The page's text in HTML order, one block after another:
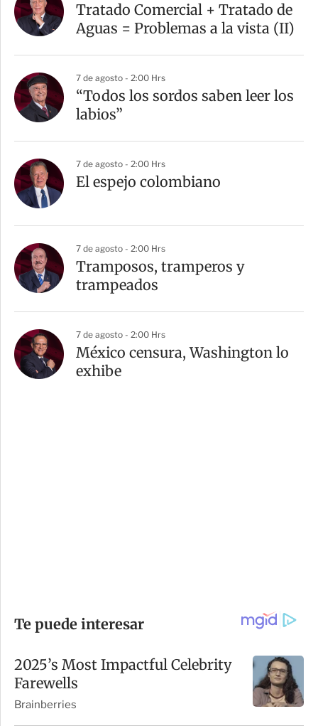
Tratado Comercial + Tratado de
Aguas = Problemas a la vista (II)
7 de agosto - 2:00 Hrs
“Todos los sordos saben leer los
labios”
7 de agosto - 2:00 Hrs
El espejo colombiano
7 de agosto - 2:00 Hrs
Tramposos, tramperos y
trampeados
7 de agosto - 2:00 Hrs
México censura, Washington lo
exhibe